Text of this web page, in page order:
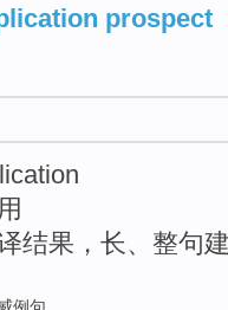
prospect
结果，长、整句
例句